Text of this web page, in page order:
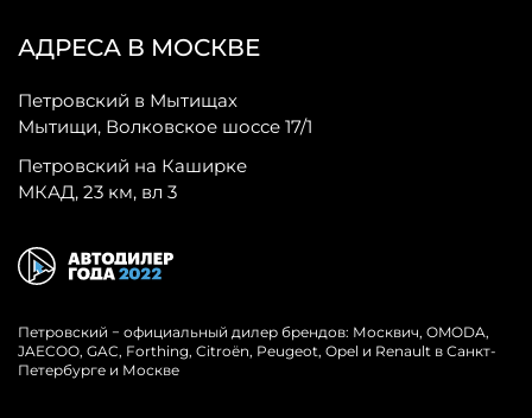
АДРЕСА В МОСКВЕ
Петровский в Мытищах
Мытищи, Волковское шоссе 17/1
Петровский на Каширке
МКАД, 23 км, вл 3
Петровский − официальный дилер брендов: Москвич, OMODA,
JAECOO, GAC, Forthing, Citroёn, Peugeot, Opel и Renault в Санкт-
Петербурге и Москве